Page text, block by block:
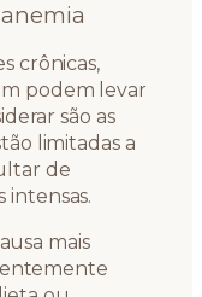
crônicas,
podem levar
são as
limitadas a
de
intensas.
mais